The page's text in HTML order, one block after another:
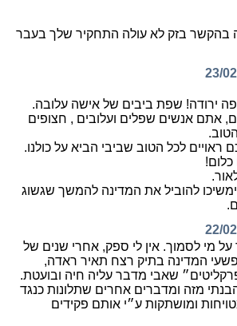
בהקשר בזק לא עולה התחקיר שלך בעבר
23/
ירודה! שפת ביבים של אישה עלובה.
אתם אנשים שפלים ועלובים , חצופים
ראויים לכל הטוב שביבי הביא על כולנו.
כלום!
ימשיכו להוביל את המדינה להמשך שגשוג
22/
מי לסמוך. אין לי ספק, אחרי שנים של
המדינה בתיק רצח תאיר ראדה,
שאבי מדבר עליה חיה ובועטת.
מזה ומדברים אחרים שתלונות כנגד
ומושתקות ע״י אותם פקידים